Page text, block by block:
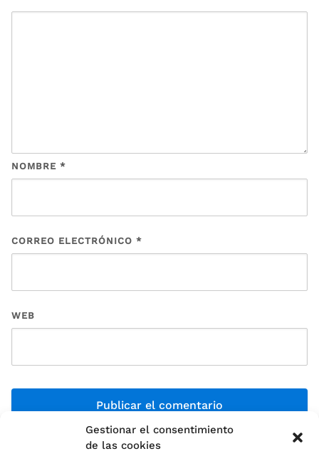
Gestionar el consentimiento
de las cookies
NOMBRE *
CORREO ELECTRÓNICO *
WEB